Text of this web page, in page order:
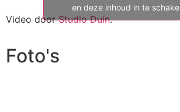
en deze inhoud in te
Video doorStudio Duin.
Foto's